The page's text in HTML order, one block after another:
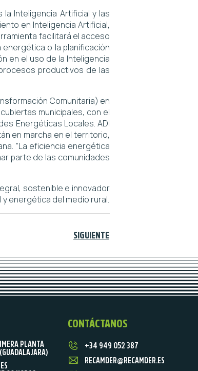
Inteligencia Artificial y las
en Inteligencia Artificial,
facilitará el acceso
o la planificación
en el uso de la Inteligencia
productivos de las
Comunitaria) en
municipales, con el
Energéticas Locales. ADI
en marcha en el territorio,
“La eficiencia energética
parte de las comunidades
sostenible e innovador
energética del medio rural.
SIGUIENTE
PLANTA
CONTÁCTANOS
+34 949 052 387
RECAMDER@RECAMDER.ES